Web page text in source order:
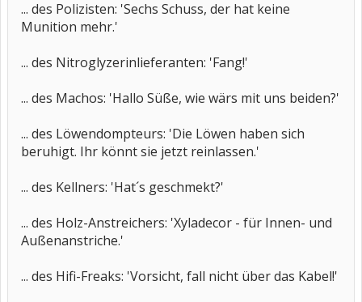
... des Polizisten: 'Sechs Schuss, der hat keine
Munition mehr.'
... des Nitroglyzerinlieferanten: 'Fang!'
... des Machos: 'Hallo Süße, wie wärs mit uns beiden?'
... des Löwendompteurs: 'Die Löwen haben sich
beruhigt. Ihr könnt sie jetzt reinlassen.'
... des Kellners: 'Hat´s geschmekt?'
... des Holz-Anstreichers: 'Xyladecor - für Innen- und
Außenanstriche.'
... des Hifi-Freaks: 'Vorsicht, fall nicht über das Kabel!'